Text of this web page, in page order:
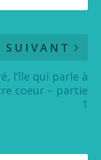
SUIVANT
l’île qui parle à
coeur – partie
1